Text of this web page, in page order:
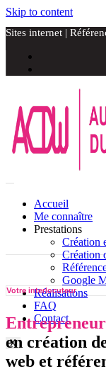
Skip to content
Sites internet |
Accueil
Me connaître
Prestations
Création
Création
Google
Réalisations
FAQ
Contact
X
Votre interlocuteur
en création
web et